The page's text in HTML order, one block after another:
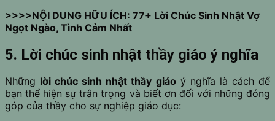
>>>>NỘI DUNG HỮU ÍCH: 77+ Lời Chúc Sinh Nhật Vợ
Ngọt Ngào, Tình Cảm Nhất
5. Lời chúc sinh nhật thầy giáo ý nghĩa
Những lời chúc sinh nhật thầy giáo ý nghĩa là cách để
bạn thể hiện sự trân trọng và biết ơn đối với những đóng
góp của thầy cho sự nghiệp giáo dục: